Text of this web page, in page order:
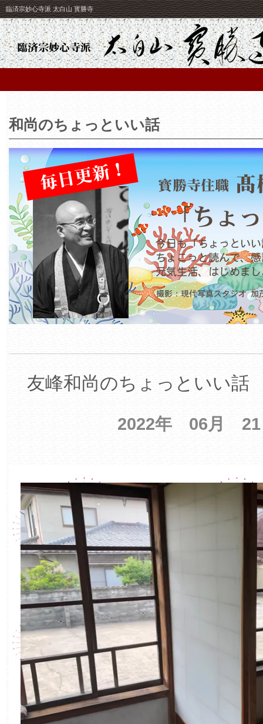
臨済宗妙心寺派 太白山 寳勝寺
和尚のちょっといい話
友峰和尚のちょっといい話
2022年 06月